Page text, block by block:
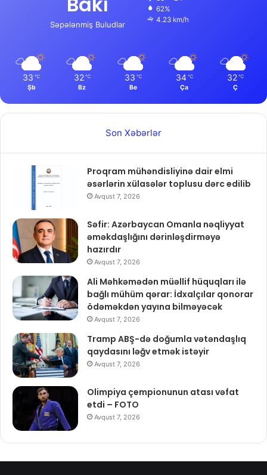
Səpələnmiş Buludlar
62%
4.23 km/h
33 ℃
Şb
32 ℃
Bz
33 ℃
Be
34 ℃
Ça
32 ℃
Ç
Son Xəbərlər
Proqram mühəndisliyinə dair elmi
əsərlərin xülasələr toplusu dərc edilib
Avqust 7, 2026
Səfir: Azərbaycan Omanla nəqliyyat
əməkdaşlığını dərinləşdirməyə
hazırdır
Avqust 7, 2026
Ali Məhkəmədən müəllif hüquqları ilə
bağlı mühüm qərar: İdxalçılar qonorar
ödəməkdən yayına bilməyəcək
Avqust 7, 2026
Tramp ABŞ-də doğumla vətəndaşlıq
qaydasını ləğv etmək istəyir
Avqust 7, 2026
Olimpiya çempionunun atası vəfat
etdi – FOTO
Avqust 7, 2026